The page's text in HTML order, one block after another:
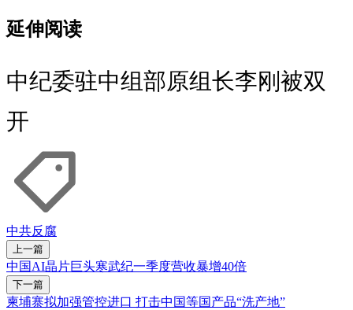
延伸阅读
中纪委驻中组部原组长李刚被双
开
中共反腐
上一篇
中国AI晶片巨头寒武纪一季度营收暴增40倍
下一篇
柬埔寨拟加强管控进口 打击中国等国产品“洗产地”